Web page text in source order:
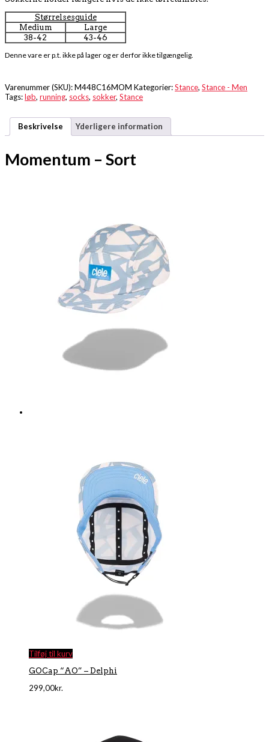
Størrelsesguide
Medium
Large
38-42
43-46
Denne vare er p.t. ikke på lager og er derfor ikke tilgængelig.
Varenummer (SKU):M448C16MOM Kategorier:Stance, Stance - Men
Tags:løb, running, socks, sokker, Stance
Beskrivelse Yderligere information
Momentum – Sort
Tilføj til kurv
GOCap “AO” – Delphi
299,00kr.